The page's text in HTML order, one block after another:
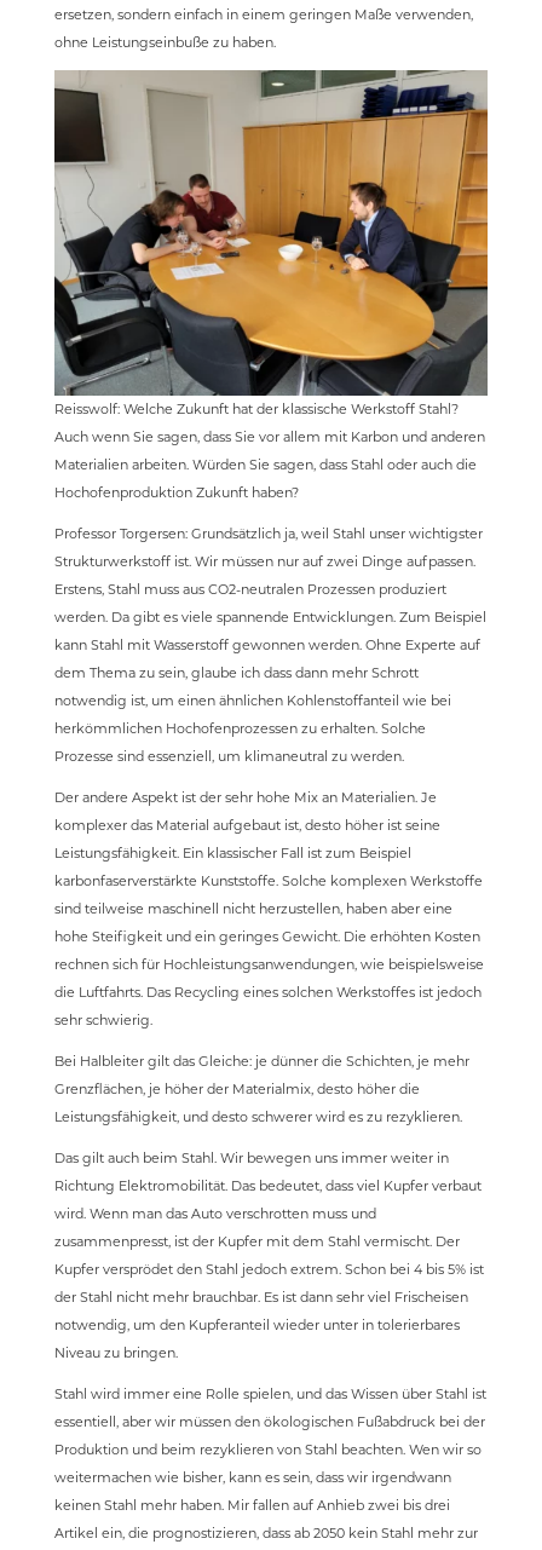
ersetzen, sondern einfach in einem geringen Maße verwenden,
ohne Leistungseinbuße zu haben.
Reisswolf: Welche Zukunft hat der klassische Werkstoff Stahl?
Auch wenn Sie sagen, dass Sie vor allem mit Karbon und anderen
Materialien arbeiten. Würden Sie sagen, dass Stahl oder auch die
Hochofenproduktion Zukunft haben?
Professor Torgersen: Grundsätzlich ja, weil Stahl unser wichtigster
Strukturwerkstoff ist. Wir müssen nur auf zwei Dinge aufpassen.
Erstens, Stahl muss aus CO2-neutralen Prozessen produziert
werden. Da gibt es viele spannende Entwicklungen. Zum Beispiel
kann Stahl mit Wasserstoff gewonnen werden. Ohne Experte auf
dem Thema zu sein, glaube ich dass dann mehr Schrott
notwendig ist, um einen ähnlichen Kohlenstoffanteil wie bei
herkömmlichen Hochofenprozessen zu erhalten. Solche
Prozesse sind essenziell, um klimaneutral zu werden.
Der andere Aspekt ist der sehr hohe Mix an Materialien. Je
komplexer das Material aufgebaut ist, desto höher ist seine
Leistungsfähigkeit. Ein klassischer Fall ist zum Beispiel
karbonfaserverstärkte Kunststoffe. Solche komplexen Werkstoffe
sind teilweise maschinell nicht herzustellen, haben aber eine
hohe Steifigkeit und ein geringes Gewicht. Die erhöhten Kosten
rechnen sich für Hochleistungsanwendungen, wie beispielsweise
die Luftfahrts. Das Recycling eines solchen Werkstoffes ist jedoch
sehr schwierig.
Bei Halbleiter gilt das Gleiche: je dünner die Schichten, je mehr
Grenzflächen, je höher der Materialmix, desto höher die
Leistungsfähigkeit, und desto schwerer wird es zu rezyklieren.
Das gilt auch beim Stahl. Wir bewegen uns immer weiter in
Richtung Elektromobilität. Das bedeutet, dass viel Kupfer verbaut
wird. Wenn man das Auto verschrotten muss und
zusammenpresst, ist der Kupfer mit dem Stahl vermischt. Der
Kupfer versprödet den Stahl jedoch extrem. Schon bei 4 bis 5% ist
der Stahl nicht mehr brauchbar. Es ist dann sehr viel Frischeisen
notwendig, um den Kupferanteil wieder unter in tolerierbares
Niveau zu bringen.
Stahl wird immer eine Rolle spielen, und das Wissen über Stahl ist
essentiell, aber wir müssen den ökologischen Fußabdruck bei der
Produktion und beim rezyklieren von Stahl beachten. Wen wir so
weitermachen wie bisher, kann es sein, dass wir irgendwann
keinen Stahl mehr haben. Mir fallen auf Anhieb zwei bis drei
Artikel ein, die prognostizieren, dass ab 2050 kein Stahl mehr zur